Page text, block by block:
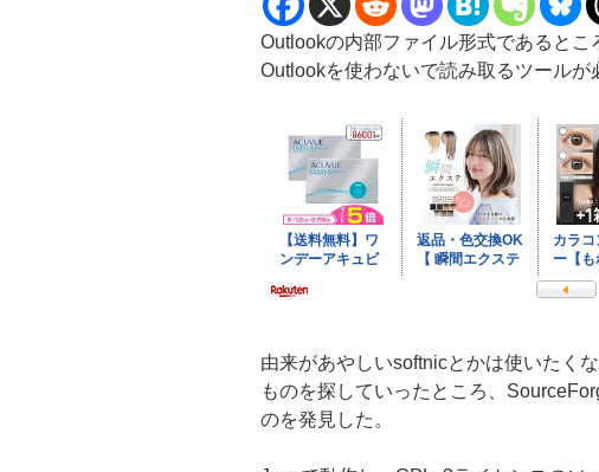
Outlookの内部ファイル形式であるとこ
Outlookを使わないで読み取るツールが
由来があやしいsoftnicとかは使いたく
ものを探していったところ、
のを発見した。